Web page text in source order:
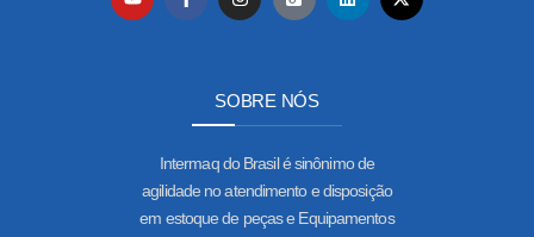
SOBRE NÓS
Intermaq do Brasil é sinônimo de
agilidade no atendimento e disposição
em estoque de peças e Equipamentos